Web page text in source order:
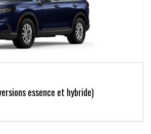
essence et hybride)